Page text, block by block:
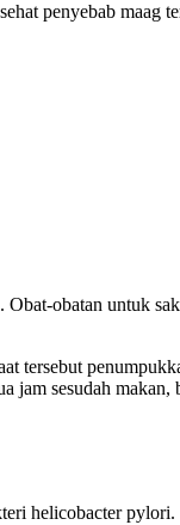
penyebab maag
obatan untuk
tersebut
jam sesudah
helicobacter pylori.